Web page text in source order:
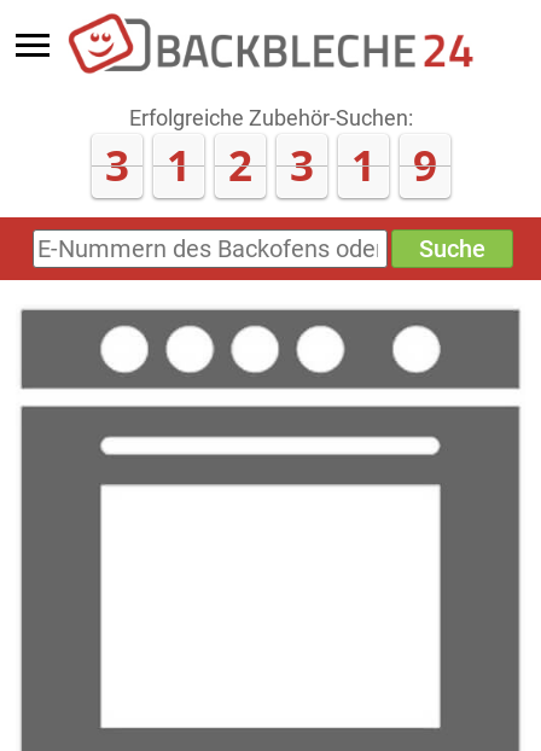
Erfolgreiche Zubehör-Suchen:
3 1 2 3 2 2
E-
Nummern
Sonderzeichen)
Suche